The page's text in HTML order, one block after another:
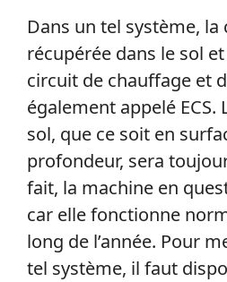
Dans un tel système, la
récupérée dans le sol
circuit de chauffage et
également appelé
sol, que ce soit en
profondeur, sera
fait, la machine en
car elle fonctionne
long de l’année. Pour
tel système, il faut